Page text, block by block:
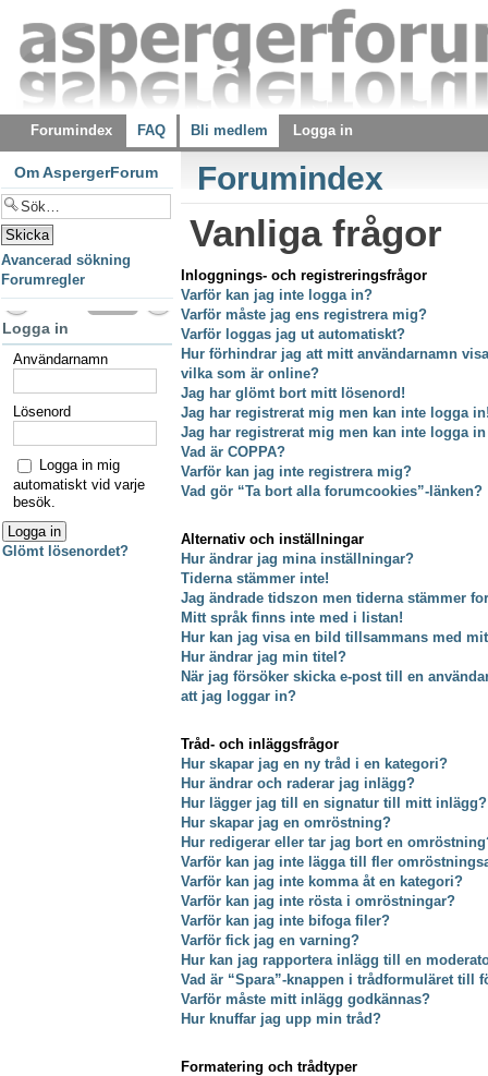
Forumindex FAQ Bli medlem Logga in
Forumindex
Vanliga frågor
Inloggnings- och registreringsfrågor
Varför kan jag inte logga in?
Varför måste jag ens registrera mig?
Varför loggas jag ut automatiskt?
Hur förhindrar jag att mitt användarnamn
vilka som är online?
Jag har glömt bort mitt lösenord!
Jag har registrerat mig men kan inte logga
Jag har registrerat mig men kan inte logga
Vad är COPPA?
Varför kan jag inte registrera mig?
Vad gör “Ta bort alla forumcookies”-länken?
Alternativ och inställningar
Hur ändrar jag mina inställningar?
Tiderna stämmer inte!
Jag ändrade tidszon men tiderna stämmer
Mitt språk finns inte med i listan!
Hur kan jag visa en bild tillsammans med
Hur ändrar jag min titel?
När jag försöker skicka e-post till en
att jag loggar in?
Tråd- och inläggsfrågor
Hur skapar jag en ny tråd i en kategori?
Hur ändrar och raderar jag inlägg?
Hur lägger jag till en signatur till mitt inlägg?
Hur skapar jag en omröstning?
Hur redigerar eller tar jag bort en
Varför kan jag inte lägga till fler
Varför kan jag inte komma åt en kategori?
Varför kan jag inte rösta i omröstningar?
Varför kan jag inte bifoga filer?
Varför fick jag en varning?
Hur kan jag rapportera inlägg till en
Vad är “Spara”-knappen i trådformuläret till
Varför måste mitt inlägg godkännas?
Hur knuffar jag upp min tråd?
Formatering och trådtyper
Om AspergerForum
Avancerad sökning
Forumregler
Logga in
Användarnamn
Lösenord
Logga in mig
automatiskt vid varje
besök.
Glömt lösenordet?